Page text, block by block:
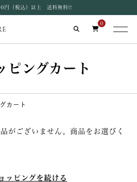
円（税込）以上 送料無料!!
0
ピングカート
カート
がございません。商品をお選びく
ッピングを続ける